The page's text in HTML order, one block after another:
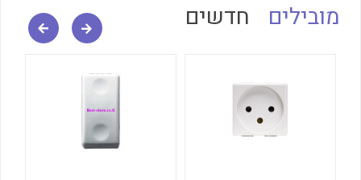
לכל מוצרי היצרן
מובילים חדשים